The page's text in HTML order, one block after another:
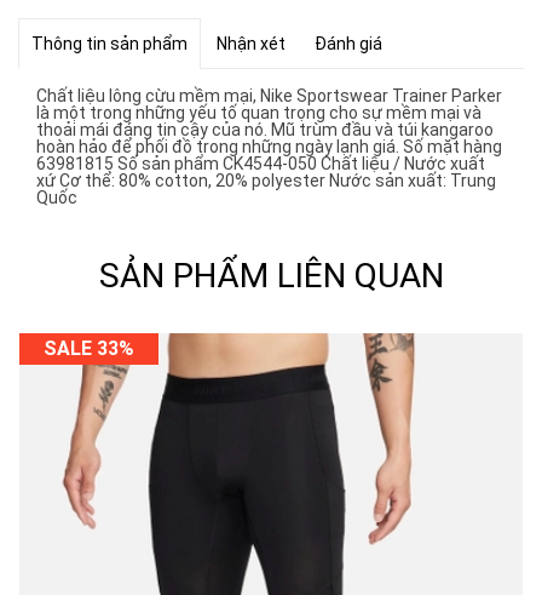
Thông tin sản phẩm Nhận xét Đánh giá
Chất liệu lông cừu mềm mại, Nike Sportswear Trainer Parker
là một trong những yếu tố quan trọng cho sự mềm mại và
thoải mái đáng tin cậy của nó. Mũ trùm đầu và túi kangaroo
hoàn hảo để phối đồ trong những ngày lạnh giá. Số mặt hàng
63981815 Số sản phẩm CK4544-050 Chất liệu / Nước xuất
xứ Cơ thể: 80% cotton, 20% polyester Nước sản xuất: Trung
Quốc
SẢN PHẨM LIÊN QUAN
SALE 33%